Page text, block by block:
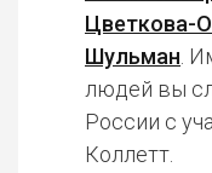
Цветкова-
Шульман .
людей вы
России с
Коллетт.